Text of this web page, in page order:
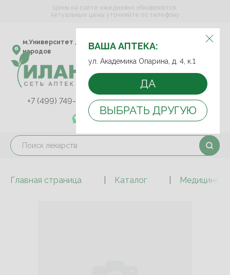
ВЫБЕРИТЕ АПТЕКУ:
м.Университет дружбы
народов
ул. Академика Опарина,
д. 4, к.1
ВАША АПТЕКА:
ул. Академика Опарина, д. 4, к.1
ДА
ВЫБРАТЬ ДРУГУЮ
Цены на сайте ежедневно обновляются.
Актуальные цены уточняйте по телефону
+7 (499) 749-75-92
+7 (499) 749-74-89
+7 (989) 579-78-73
Главная страница Каталог